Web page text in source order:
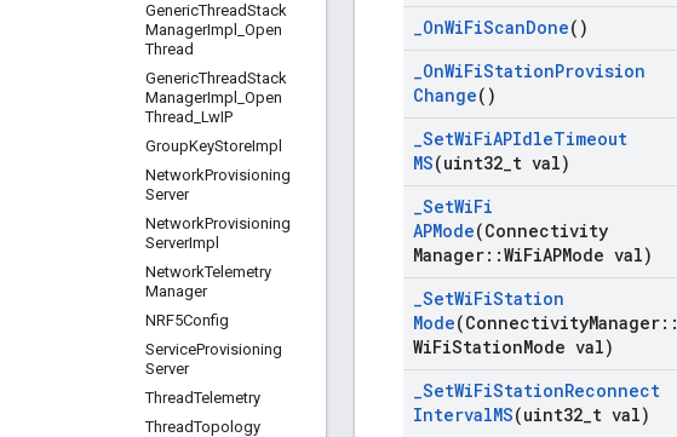
GenericThreadStack
ManagerImpl
Open
Thread
GenericThreadStack
ManagerImpl
Open
Thread LwIP
GroupKeyStoreImpl
NetworkProvisioning
Server
NetworkProvisioning
ServerImpl
NetworkTelemetry
Manager
NRF5Config
ServiceProvisioning
Server
ThreadTelemetry
ThreadTopology
_OnWiFiScanDone()
_OnWiFiStationProvision
Change()
_SetWiFiAPIdleTimeout
MS(uint32 t val)
_SetWiFi
APMode(Connectivity
Manager::WiFiAPMode val)
_SetWiFiStation
Mode(ConnectivityManager::
WiFiStationMode val)
_SetWiFiStationReconnect
IntervalMS(uint32 t val)